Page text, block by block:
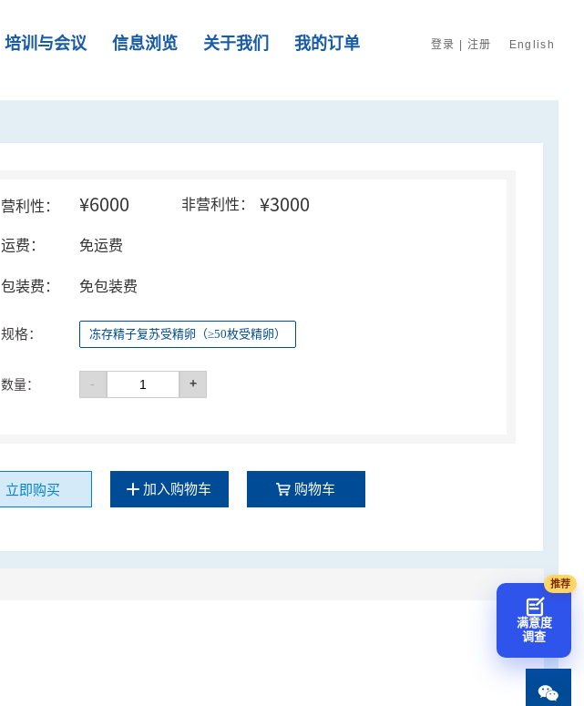
培训与会议 信息浏览 关于我们 我的订单 登录 | 注册 English
营利性： ¥6000 非营利性： ¥3000
运费： 免运费
包装费： 免包装费
规格： 冻存精子复苏受精卵（≥50枚受精卵）
数量： - +
立即购买 加入购物车 购物车
满意度
调查
